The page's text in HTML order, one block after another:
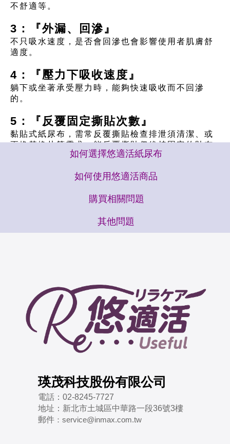
不舒適等。
3：『外漏、回滲』
不只吸水速度，是否會回滲也會影響使用者肌膚舒
適度。
4：『壓力下吸收速度』
躺下或坐著承受壓力時，能夠快速吸收而不回滲
的。
5：『反覆固定撕貼次數』
黏貼式紙尿布，需常反覆撕貼檢查排泄須清潔、或
更換替換片等需求，能反覆撕貼仍維持固定的貼布
如何選擇悠適活紙尿布
如何使用悠適活商品
購買相關 問題
其他問題
瑛茂科技股份有限公司
電話： 02-8245-7727
地址： 新北市土城區中華路一段36號3樓
郵件 ： service@inmax.com.tw